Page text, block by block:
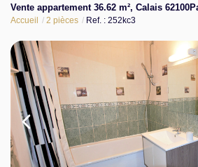
Acheter
Biens vendus
Agence
Nos outils
Vente appartement 36.62 m², Calais
Accueil 2 pièces Ref. : 252kc3